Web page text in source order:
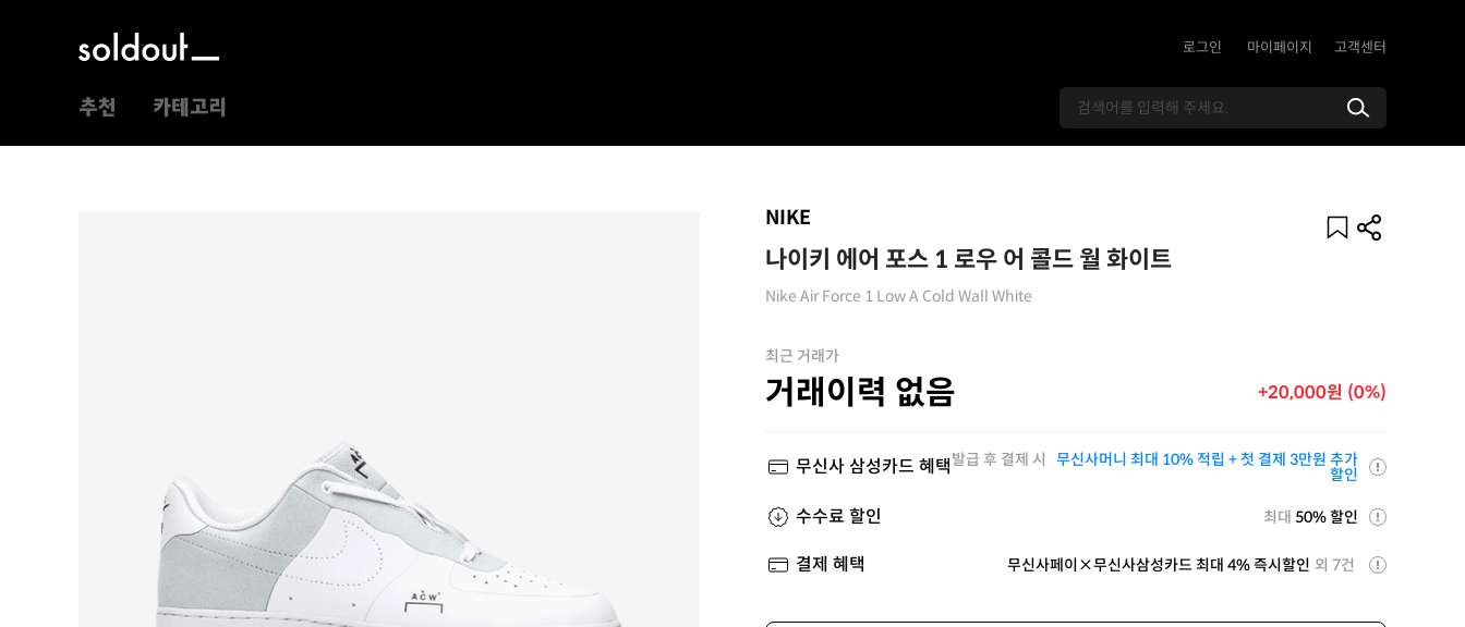
로그인 마이페이지 고객센터
추천 카테고리
NIKE
나이키 에어 포스 1 로우 어 콜드 월 화이트
Nike Air Force 1 Low A Cold Wall White
최근 거래가
거래이력 없음 +20,000원 (0%)
무신사 삼성카드 혜택발급 후 결제 시 무신사머니 최대 10% 적립 + 첫 결제 3만원 추가
할인
수수료 할인 최대 50% 할인
결제 혜택 무신사페이×무신사삼성카드 최대 4% 즉시할인 외 7건